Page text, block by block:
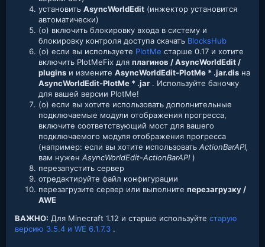
установить AsyncWorldEdit (инжектор установится
автоматически)
(o) включить блокировку входа в систему и
блокировку контроля доступа скачать BlocksHub
(o) если вы используете PlotMe старше 0.17 и хотите
включить PlotMeFix для плагинов / AsyncWorldEdit /
plugins и измените AsyncWorldEdit-PlotMe * .jar.dis на
AsyncWorldEdit-PlotMe * .jar . Используйте баночку
для вашей версии PlotMe!
(o) если вы хотите использовать дополнительные
подключаемые модули отображения прогресса,
включите соответствующий мост для вашего
подключаемого модуля отображения прогресса
(например: если вы хотите использовать ActionBarAPI,
вам нужен AsyncWorldEdit-ActionBarAPI )
перезапустить сервер
отредактируйте файл конфигурации
перезагрузите сервер или выполните перезагрузку /
AWE
ВАЖНО: Для Minecraft 1.12 и старше используйте старую
версию 3.5.4 и WE 6.1.7.3 .